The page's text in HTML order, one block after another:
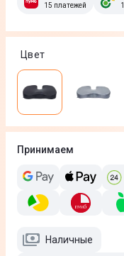
15 платежей
Цвет
Принимаем
Наличные